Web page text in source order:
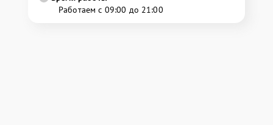
Работаем с 09:00 до 21:00